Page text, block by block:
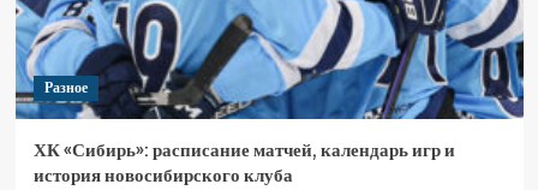
Разное
ХК «Сибирь»: расписание матчей, календарь игр и
история новосибирского клуба